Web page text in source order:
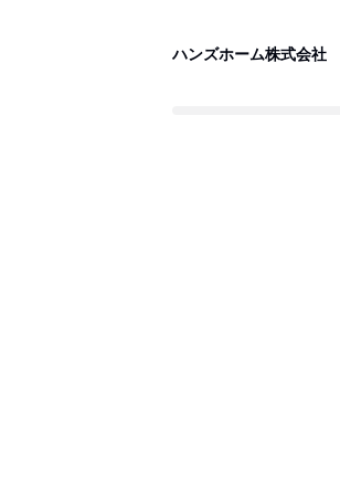
ハンズホーム株式会社